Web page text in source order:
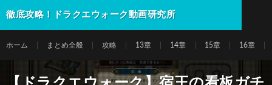
徹底攻略！ドラクエウォーク動画研究所
ホーム まとめ全般 攻略 13章 14章 15章 16章